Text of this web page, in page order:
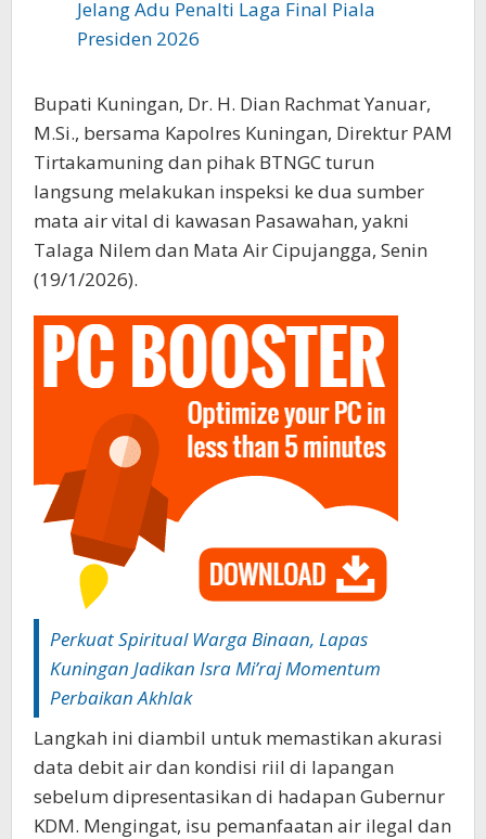
Jelang Adu Penalti Laga Final Piala
Presiden 2026
Bupati Kuningan, Dr. H. Dian Rachmat Yanuar,
M.Si., bersama Kapolres Kuningan, Direktur PAM
Tirtakamuning dan pihak BTNGC turun
langsung melakukan inspeksi ke dua sumber
mata air vital di kawasan Pasawahan, yakni
Talaga Nilem dan Mata Air Cipujangga, Senin
(19/1/2026).‎‎
‎Perkuat Spiritual Warga Binaan, Lapas
Kuningan Jadikan Isra Mi’raj Momentum
Perbaikan Akhlak
Langkah ini diambil untuk memastikan akurasi
data debit air dan kondisi riil di lapangan
sebelum dipresentasikan di hadapan Gubernur
KDM. Mengingat, isu pemanfaatan air ilegal dan